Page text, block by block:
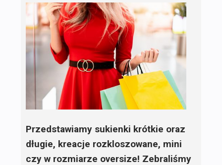
Przedstawiamy sukienki krótkie oraz
długie, kreacje rozkloszowane, mini
czy w rozmiarze oversize! Zebraliśmy